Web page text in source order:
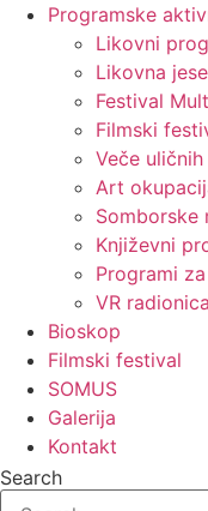
Programske
Likovni
Likovna
Festival
Filmski
Veče
Art
Somborske
Književni
Programi
VR radionica
Bioskop
Filmski festival
SOMUS
Galerija
Kontakt
Search